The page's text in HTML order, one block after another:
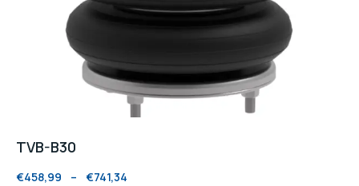
TVB-B30
€458,99 – €741,34